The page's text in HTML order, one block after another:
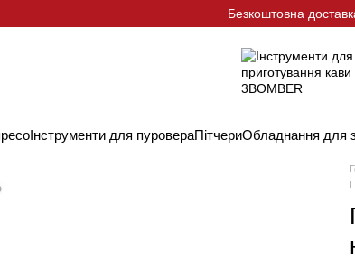
Безкоштовна
Інструменти для пуровераПітчериОбладнання для